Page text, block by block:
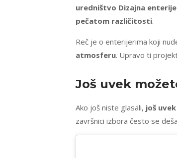
uredništvo Dizajna
pečatom različitosti.
Reč je o enterijerima koji
atmosferu. Upravo ti
Još uvek
Ako još niste glasali, još
završnici izbora često se